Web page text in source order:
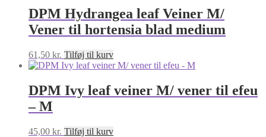
DPM Hydrangea leaf Veiner M/
Vener til hortensia blad medium
61,50 kr. Tilføj til kurv
DPM Ivy leaf veiner M/ vener til efeu
– M
45,00 kr. Tilføj til kurv